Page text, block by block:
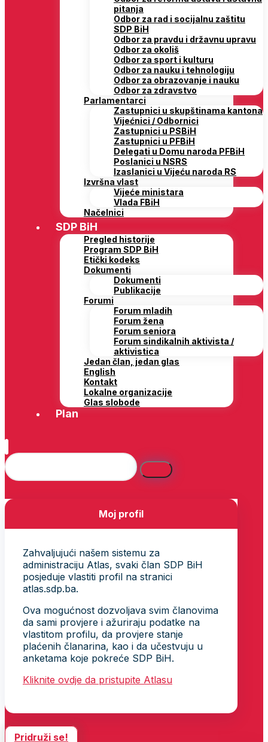
pitanja
Odbor za rad i socijalnu zaštitu
SDP BiH
Odbor za pravdu i državnu upravu
Odbor za okoliš
Odbor za sport i kulturu
Odbor za nauku i tehnologiju
Odbor za obrazovanje i nauku
Odbor za zdravstvo
Parlamentarci
Zastupnici u skupštinama kantona
Vijećnici / Odbornici
Zastupnici u PSBiH
Zastupnici u PFBiH
Delegati u Domu naroda PFBiH
Poslanici u NSRS
Izaslanici u Vijeću naroda RS
Izvršna vlast
Vijeće ministara
Vlada FBiH
Načelnici
SDP BiH
Pregled historije
Program SDP BiH
Etički kodeks
Dokumenti
Dokumenti
Publikacije
Forumi
Forum mladih
Forum žena
Forum seniora
Forum sindikalnih aktivista /
aktivistica
Jedan član, jedan glas
English
Kontakt
Lokalne organizacije
Glas slobode
Plan
Moj profil
Zahvaljujući našem sistemu za
administraciju Atlas, svaki član SDP BiH
posjeduje vlastiti profil na stranici
atlas.sdp.ba.
Ova mogućnost dozvoljava svim članovima
da sami provjere i ažuriraju podatke na
vlastitom profilu, da provjere stanje
plaćenih članarina, kao i da učestvuju u
anketama koje pokreće SDP BiH.
Kliknite ovdje da pristupite Atlasu
Pridruži se!